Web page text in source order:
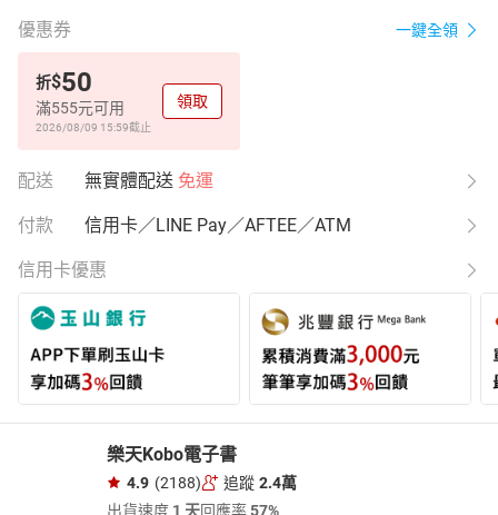
優惠券 一鍵全領
折$50
滿555元可用
2026/08/09 15:59截止
領取
配送 無實體配送 免運
付款 信用卡／LINE Pay／AFTEE／ATM
信用卡優惠
樂天Kobo電子書
4.9 (2188) 追蹤 2.4萬
出貨速度 1 天回應率57%